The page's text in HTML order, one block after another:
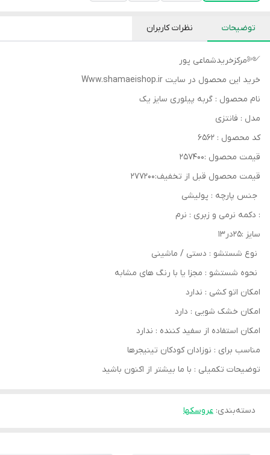
توضیحات نظرات کاربران
༺مرکزخریدشماعی پور
خرید این محصول در سایت Www.shamaeishop.ir
نام محصول : گربه پیلوری سایز یک
مدل : فانتزی
کد محصول : ۶۵۶۲
قیمت محصول :۲۵۷۴۰۰
قیمت محصول قبل از تخفیف:۲۷۷۲۰۰
جنس پارچه : پولیشی
: دکمه نرمی و زبری : نرم
سایز :۲۵در۱۳
نوع شستشو : دستی / ماشینی
نحوه شستشو : مجزا یا با رنگ های مشابه
امکان اتو کشی : ندارد
امکان خشک‌ شویی : دارد
امکان استفاده از سفید کننده : ندارد
مناسب برای : نوزادان کودکان تینیجرها
توضیحات تکمیلی : با ما بیشتر از اکنون باشید
دسته‌بندی: عروسکها